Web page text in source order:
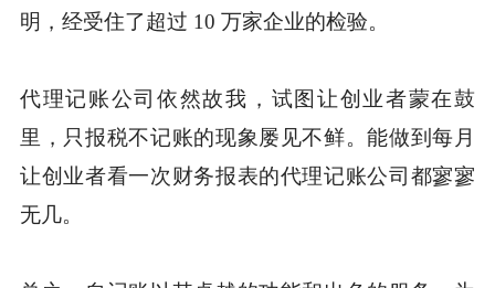
明，经受住了超过 10 万家企业的检验。
代理记账公司依然故我，试图让创业者蒙在鼓
里，只报税不记账的现象屡见不鲜。能做到每月
让创业者看一次财务报表的代理记账公司都寥寥
无几。